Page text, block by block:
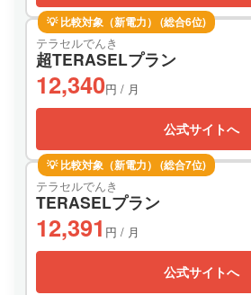
💡 比較対象（新電力） (総合6位)
テラセルでんき
超TERASELプラン
12,340円 / 月
公式サイトへ
💡 比較対象（新電力） (総合7位)
テラセルでんき
TERASELプラン
12,391 円 / 月
公式サイトへ